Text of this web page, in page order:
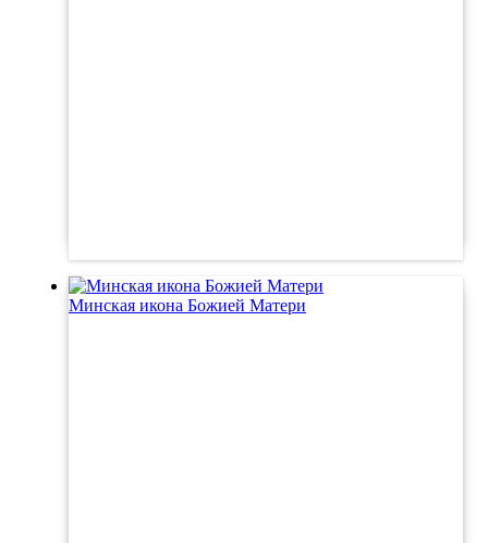
Минская икона Божией Матери